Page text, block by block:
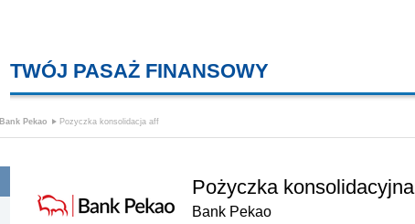
TWÓJ PASAŻ FINANSOWY
Bank Pekao Pozyczka konsolidacja aff
Pożyczka konsolidacyjna
Bank Pekao